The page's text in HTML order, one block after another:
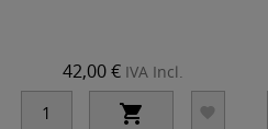
42,00 € IVA Incl.
 